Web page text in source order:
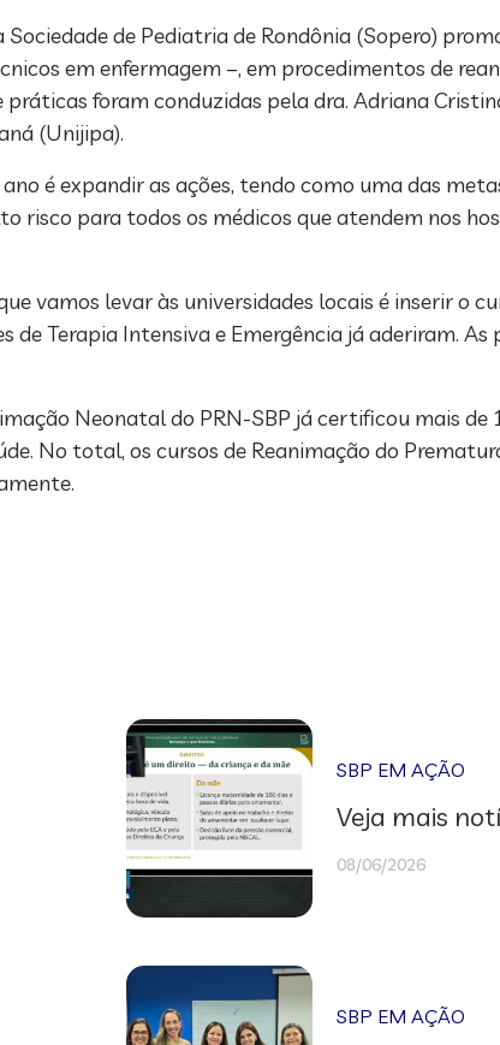
de Pediatria de Rondônia (Sopero)
em enfermagem –, em procedimentos de
foram conduzidas pela dra. Adriana
(Unijipa).
é expandir as ações, tendo como uma das
risco para todos os médicos que atendem nos
vamos levar às universidades locais é inserir o
Terapia Intensiva e Emergência já aderiram.
Neonatal do PRN-SBP já certificou mais de
No total, os cursos de Reanimação do
SBP EM AÇÃO
Veja mais
08/06/2026
SBP EM AÇÃO